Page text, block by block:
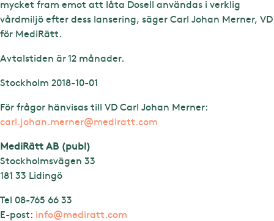
mycket fram emot att låta Dosell användas i verklig
vårdmiljö efter dess lansering, säger Carl Johan Merner, VD
för MediRätt.
Avtalstiden är 12 månader.
Stockholm 2018-10-01
För frågor hänvisas till VD Carl Johan Merner:
carl.johan.merner@mediratt.com
MediRätt AB (publ)
Stockholmsvägen 33
181 33 Lidingö
Tel 08-765 66 33
E-post: info@mediratt.com